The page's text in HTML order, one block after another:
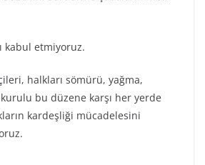
kabul etmiyoruz.
halkları sömürü, yağma,
bu düzene karşı her yerde
kardeşliği mücadelesini